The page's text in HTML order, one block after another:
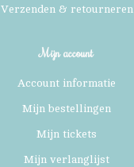
Verzenden & retourneren
Mijn account
Account informatie
Mijn bestellingen
Mijn tickets
Mijn verlanglijst